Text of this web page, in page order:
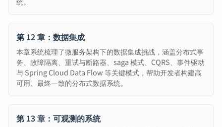
第 12 章：数据集成
本章系统梳理了微服务架构下的数据集成挑战，涵盖分布式事
务、故障隔离、重试与断路器、saga 模式、CQRS、事件驱动
与 Spring Cloud Data Flow 等关键模式，帮助开发者构建高
可用、最终一致的分布式数据系统。
第 13 章：可观测的系统